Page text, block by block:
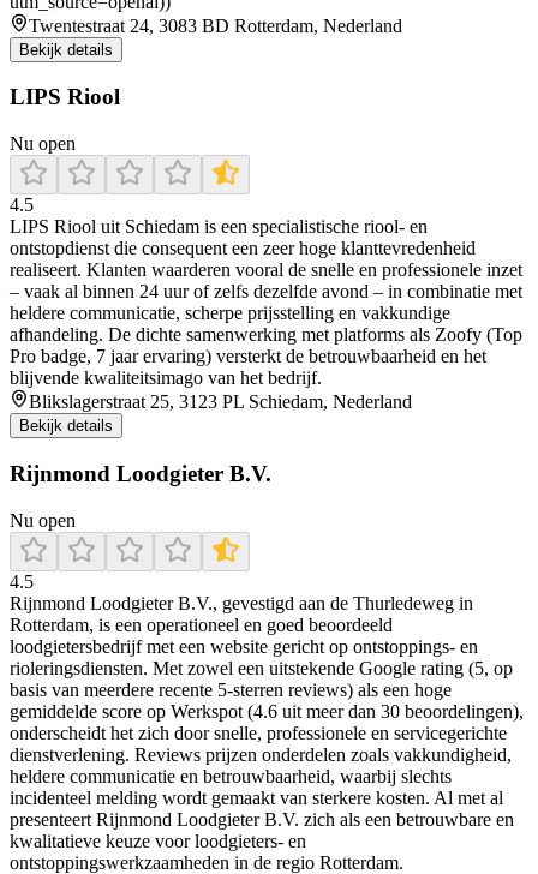
Twentestraat 24, 3083 BD Rotterdam, Nederland
Bekijk details
LIPS Riool
Nu open
4.5
LIPS Riool uit Schiedam is een specialistische riool- en
ontstopdienst die consequent een zeer hoge klanttevredenheid
realiseert. Klanten waarderen vooral de snelle en professionele inzet
– vaak al binnen 24 uur of zelfs dezelfde avond – in combinatie met
heldere communicatie, scherpe prijsstelling en vakkundige
afhandeling. De dichte samenwerking met platforms als Zoofy (Top
Pro badge, 7 jaar ervaring) versterkt de betrouwbaarheid en het
blijvende kwaliteitsimago van het bedrijf.
Blikslagerstraat 25, 3123 PL Schiedam, Nederland
Bekijk details
Rijnmond Loodgieter B.V.
Nu open
4.5
Rijnmond Loodgieter B.V., gevestigd aan de Thurledeweg in
Rotterdam, is een operationeel en goed beoordeeld
loodgietersbedrijf met een website gericht op ontstoppings- en
rioleringsdiensten. Met zowel een uitstekende Google rating (5, op
basis van meerdere recente 5-sterren reviews) als een hoge
gemiddelde score op Werkspot (4.6 uit meer dan 30 beoordelingen),
onderscheidt het zich door snelle, professionele en servicegerichte
dienstverlening. Reviews prijzen onderdelen zoals vakkundigheid,
heldere communicatie en betrouwbaarheid, waarbij slechts
incidenteel melding wordt gemaakt van sterkere kosten. Al met al
presenteert Rijnmond Loodgieter B.V. zich als een betrouwbare en
kwalitatieve keuze voor loodgieters- en
ontstoppingswerkzaamheden in de regio Rotterdam.